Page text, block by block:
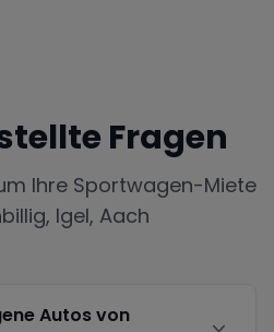
Fragen
Ihre Sportwagen-Miete
Igel, Aach
Autos von